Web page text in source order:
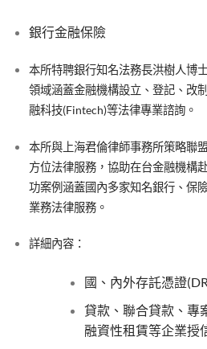
銀行金融保險
本所特聘銀行知名法務長洪樹人博
領域涵蓋金融機構設立、登記、改
融科技(Fintech)等法律專業諮詢。
本所與上海君倫律師事務所策略聯
方位法律服務，協助在台金融機構
功案例涵蓋國內多家知名銀行、保
業務法律服務。
詳細內容：
國、內外存託憑證
貸款、聯合貸款、專
融資性租賃等企業授